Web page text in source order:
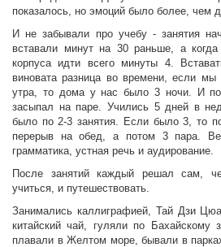
показалось, но эмоций было более, чем
И не забывали про учебу - занятия
вставали минут на 30 раньше, а
корпуса идти всего минуты 4.
виновата разница во времени, если
утра, то дома у нас было 3 ночи. И
засыпал на паре. Учились 5 дней в
было по 2-3 занятия. Если было 3, то
перерыв на обед, а потом 3 пара.
грамматика, устная речь и аудирование.
После занятий каждый решал сам,
учиться, и путешествовать.
Занимались каллиграфией, Тай Дзи
китайский чай, гуляли по Бахайскому
плавали в Желтом море, бывали в